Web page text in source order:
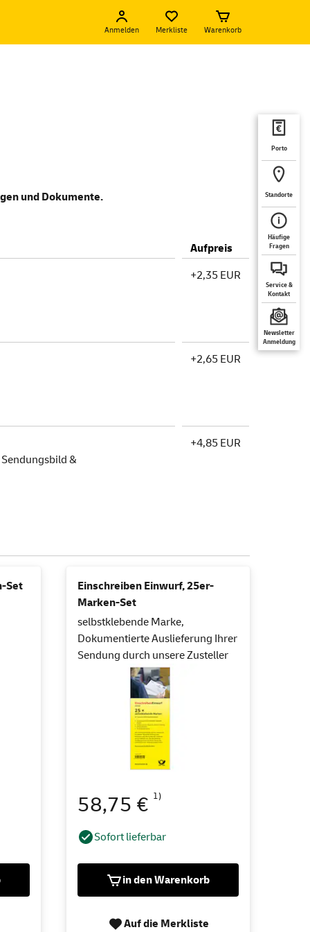
Anmelden Merkliste Warenkorb
Porto
Standorte
Häufige
Fragen
Service &
Kontakt
Newsletter
Anmeldung
und Dokumente.
Aufpreis
+2,35 EUR
+2,65 EUR
&
+4,85 EUR
Set
Einschreiben Einwurf, 25er-
Marken-Set
selbstklebende Marke,
Dokumentierte Auslieferung Ihrer
Sendung durch unsere Zusteller
58,75 € 1)
Sofort lieferbar
in den Warenkorb
Auf die Merkliste